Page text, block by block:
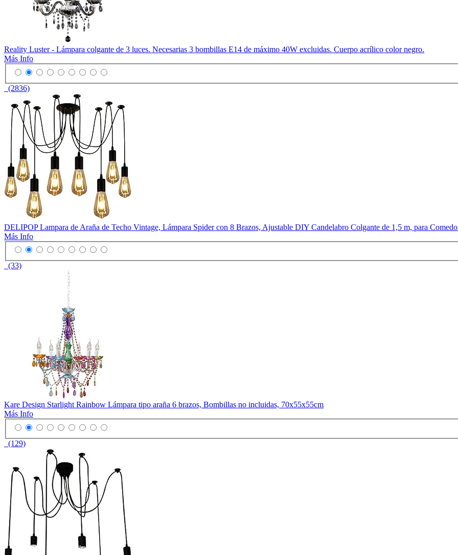
Reality Luster - Lámpara colgante de 3 luces. Necesarias 3 bombillas E14 de máximo 40W excluidas. Cuerpo acrílico color negro.
Más Info
(2836)
DELIPOP Lampara de Araña de Techo Vintage, Lámpara Spider con 8 Brazos, Ajustable DIY Candelabro Colgante de 1,5 m, para
Más Info
(33)
Kare Design Starlight Rainbow Lámpara tipo araña 6 brazos, Bombillas no incluidas, 70x55x55cm
Más Info
(129)